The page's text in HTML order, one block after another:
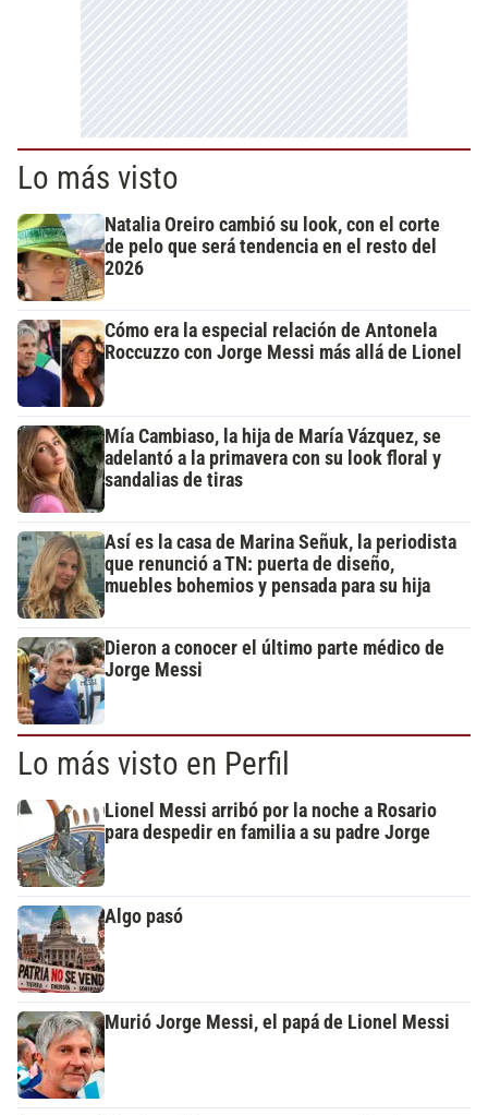
Lo más visto
Natalia Oreiro cambió su look, con el corte
de pelo que será tendencia en el resto del
2026
Cómo era la especial relación de Antonela
Roccuzzo con Jorge Messi más allá de Lionel
Mía Cambiaso, la hija de María Vázquez, se
adelantó a la primavera con su look floral y
sandalias de tiras
Así es la casa de Marina Señuk, la periodista
que renunció a TN: puerta de diseño,
muebles bohemios y pensada para su hija
Dieron a conocer el último parte médico de
Jorge Messi
Lo más visto en Perfil
Lionel Messi arribó por la noche a Rosario
para despedir en familia a su padre Jorge
Algo pasó
Murió Jorge Messi, el papá de Lionel Messi